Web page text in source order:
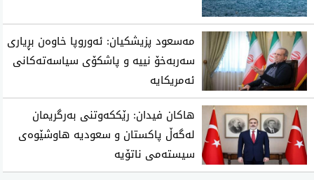
مەسعود پزیشکیان: ئەوروپا خاوەن بڕیاری
سەربەخۆ نییە و پاشکۆی سیاسەتەکانی
ئەمریکایە
هاکان فیدان: رێککەوتنی بەرگریمان
لەگەڵ پاکستان و سعودیە هاوشێوەی
سیستەمی ناتۆیە